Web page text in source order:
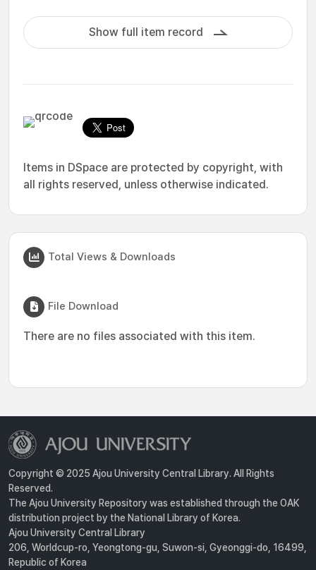
Show full item record
Items in DSpace are protected by copyright, with
all rights reserved, unless otherwise indicated.
Total Views & Downloads
File Download
There are no files associated with this item.
Copyright © 2025 Ajou University Central Library. All Rights
Reserved.
The Ajou University Repository was established through the OAK
distribution project by the National Library of Korea.
Ajou University Central Library
206, Worldcup-ro, Yeongtong-gu, Suwon-si, Gyeonggi-do, 16499,
Republic of Korea